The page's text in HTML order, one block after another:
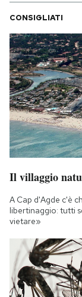
CONSIGLIATI
Il villaggio
A Cap d'Agde c'è
libertinaggio: tutti
vietare»